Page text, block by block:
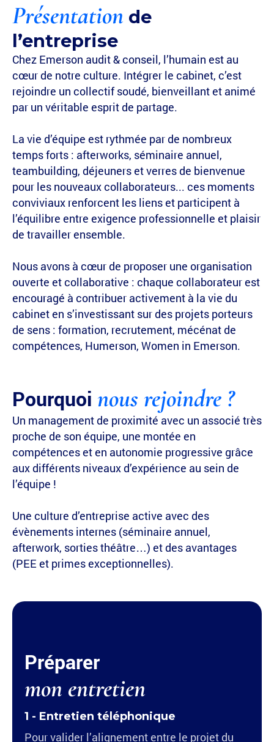
Présentation de
l’entreprise
Chez Emerson audit & conseil, l’humain est au
cœur de notre culture. Intégrer le cabinet, c’est
rejoindre un collectif soudé, bienveillant et animé
par un véritable esprit de partage.
La vie d’équipe est rythmée par de nombreux
temps forts : afterworks, séminaire annuel,
teambuilding, déjeuners et verres de bienvenue
pour les nouveaux collaborateurs... ces moments
conviviaux renforcent les liens et participent à
l’équilibre entre exigence professionnelle et plaisir
de travailler ensemble.
Nous avons à cœur de proposer une organisation
ouverte et collaborative : chaque collaborateur est
encouragé à contribuer activement à la vie du
cabinet en s’investissant sur des projets porteurs
de sens : formation, recrutement, mécénat de
compétences, Humerson, Women in Emerson.
Préparer
mon entretien
1 - Entretien téléphonique
Pour valider l’alignement entre le projet du
Pourquoi nous rejoindre ?
Un management de proximité avec un associé très
proche de son équipe, une montée en
compétences et en autonomie progressive grâce
aux différents niveaux d’expérience au sein de
l’équipe !
Une culture d’entreprise active avec des
évènements internes (séminaire annuel,
afterwork, sorties théâtre…) et des avantages
(PEE et primes exceptionnelles).